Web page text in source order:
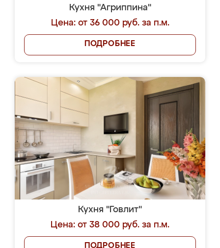
Кухня "Агриппина"
Цена: от 36 000 руб. за п.м.
ПОДРОБНЕЕ
Кухня "Говлит"
Цена: от 38 000 руб. за п.м.
ПОДРОБНЕЕ